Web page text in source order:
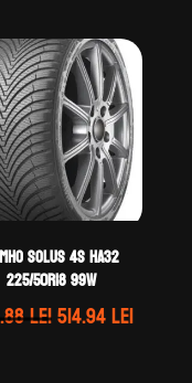
a
fost:
270.53 lei.
este:
SOLUS 4S HA32
225/50R18 99W
leiPrețul
514.94leiPrețul